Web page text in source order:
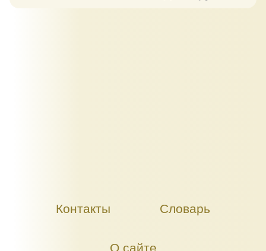
Контакты Словарь
О сайте